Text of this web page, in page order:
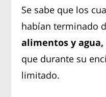
Se sabe que los
habían terminado
alimentos y agua,
que durante su
limitado.